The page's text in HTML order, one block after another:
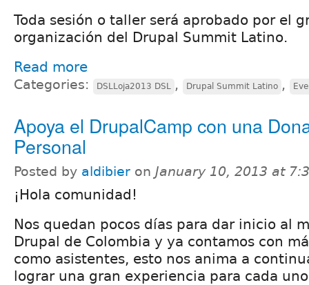
Toda sesión o taller será aprobado por el
organización del Drupal Summit Latino.
Read more
Categories: DSLLoja2013 DSL , Drupal Summit Latino ,
Apoya el DrupalCamp con una
Personal
Posted by aldibier on January 10, 2013 at
¡Hola comunidad!
Nos quedan pocos días para dar inicio al
Drupal de Colombia y ya contamos con
como asistentes, esto nos anima a
lograr una gran experiencia para cada